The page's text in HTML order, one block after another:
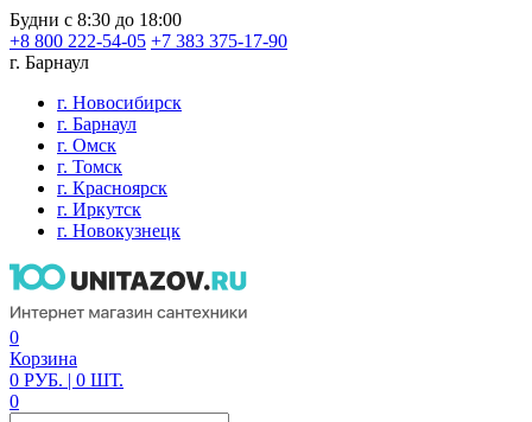
Будни с 8:30 до 18:00
+8 800 222-54-05 +7 383 375-17-90
г. Барнаул
г. Новосибирск
г. Барнаул
г. Омск
г. Томск
г. Красноярск
г. Иркутск
г. Новокузнецк
0
Корзина
0 РУБ. | 0 ШТ.
0